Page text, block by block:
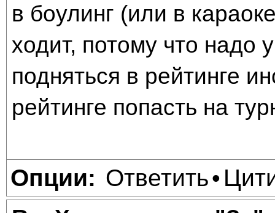
в боулинг (или в
ходит, потому что надо
подняться в рейтинге
рейтинге попасть на
Опции: Ответить•